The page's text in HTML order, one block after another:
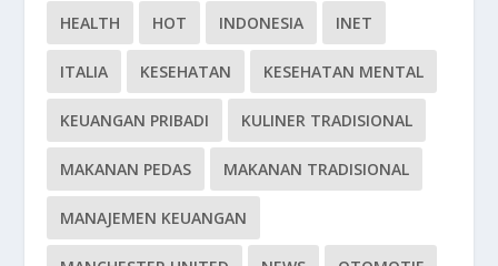
HEALTH HOT INDONESIA INET
ITALIA KESEHATAN KESEHATAN MENTAL
KEUANGAN PRIBADI KULINER TRADISIONAL
MAKANAN PEDAS MAKANAN TRADISIONAL
MANAJEMEN KEUANGAN